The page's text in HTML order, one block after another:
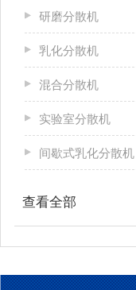
研磨分散机
乳化分散机
混合分散机
实验室分散机
间歇式乳化分散机
查看全部